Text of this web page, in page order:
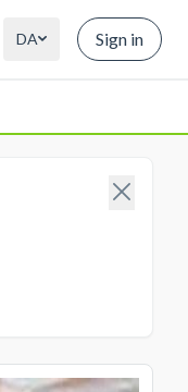
DA Sign in